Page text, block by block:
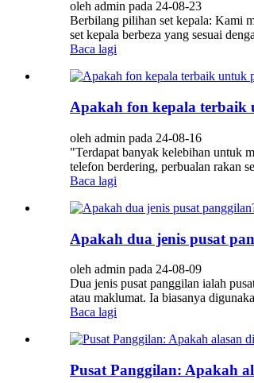
oleh admin pada 24-08-23
Berbilang pilihan set kepala: Kami
set kepala berbeza yang sesuai
Baca lagi
Apakah fon kepala terbaik
oleh admin pada 24-08-16
"Terdapat banyak kelebihan untuk
telefon berdering, perbualan rakan
Baca lagi
Apakah dua jenis pusat
oleh admin pada 24-08-09
Dua jenis pusat panggilan ialah
atau maklumat. Ia biasanya
Baca lagi
Pusat Panggilan: Apakah